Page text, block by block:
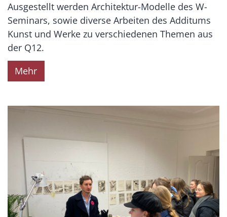
Ausgestellt werden Architektur-Modelle des W-
Seminars, sowie diverse Arbeiten des Additums
Kunst und Werke zu verschiedenen Themen aus
der Q12.
Mehr